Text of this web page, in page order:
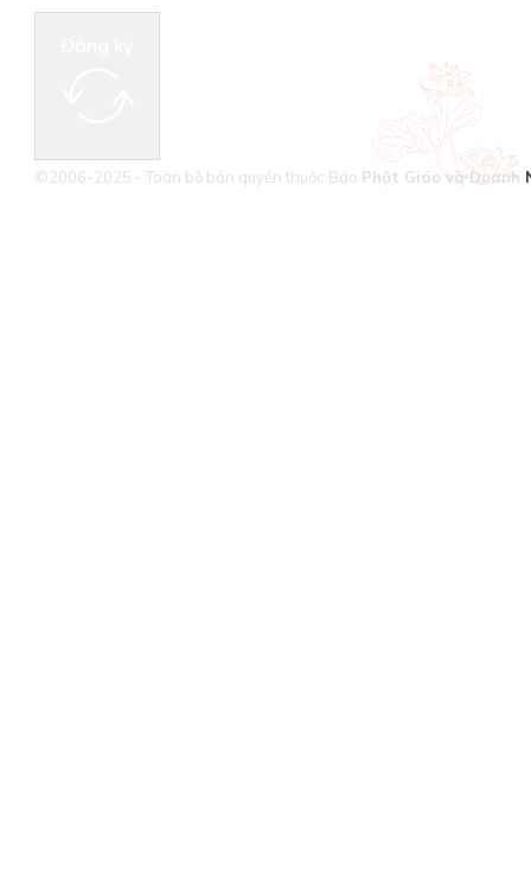
©2006-2025 - Toàn bộ bản quyền thuộc Báo Phật Giáo và Doanh